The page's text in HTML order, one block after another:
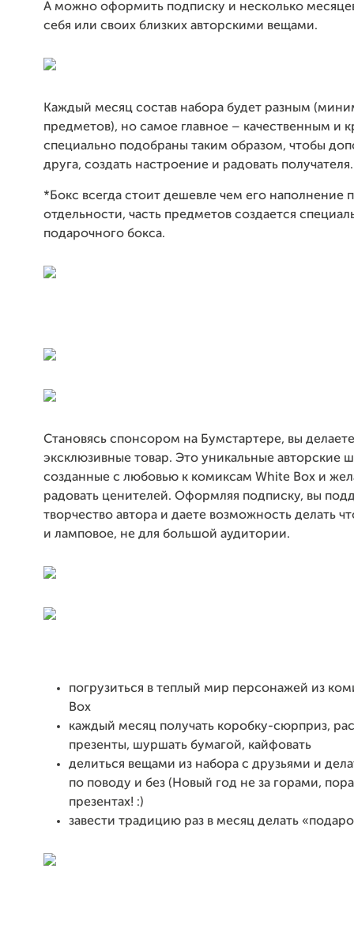
А можно оформить подписку и несколько
себя или своих близких авторскими вещами.
Каждый месяц состав набора будет разным
предметов), но самое главное – качественным и
специально подобраны таким образом, чтобы
друга, создать настроение и радовать получателя.
*Бокс всегда стоит дешевле чем его наполнение
отдельности, часть предметов создается
подарочного бокса.
Становясь спонсором на Бумстартере, вы делаете
эксклюзивные товар. Это уникальные авторские
созданные с любовью к комиксам White Box и
радовать ценителей. Оформляя подписку, вы
творчество автора и даете возможность делать
и ламповое, не для большой аудитории.
погрузиться в теплый мир персонажей из
Box
каждый месяц получать коробку-сюрприз,
презенты, шуршать бумагой, кайфовать
делиться вещами из набора с друзьями и
по поводу и без (Новый год не за горами,
презентах! :)
завести традицию раз в месяц делать